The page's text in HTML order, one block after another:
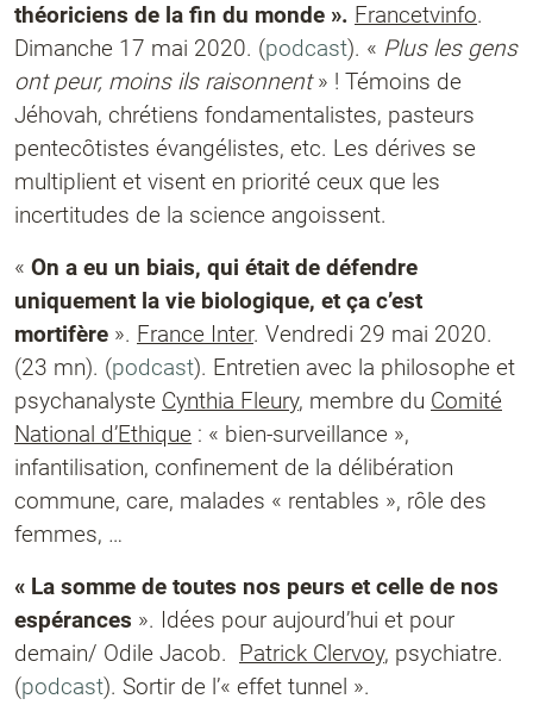
théoriciens de la fin du monde ». Francetvinfo.
Dimanche 17 mai 2020. (podcast). « Plus les gens
ont peur, moins ils raisonnent» ! Témoins de
Jéhovah, chrétiens fondamentalistes, pasteurs
pentecôtistes évangélistes, etc. Les dérives se
multiplient et visent en priorité ceux que les
incertitudes de la science angoissent.
« On a eu un biais, qui était de défendre
uniquement la vie biologique, et ça c’est
mortifère ». France Inter. Vendredi 29 mai 2020.
(23 mn). (podcast). Entretien avec la philosophe et
psychanalyste Cynthia Fleury, membre du Comité
National d’Ethique : « bien-surveillance »,
infantilisation, confinement de la délibération
commune, care, malades « rentables », rôle des
femmes, …
« La somme de toutes nos peurs et celle de nos
espérances ». Idées pour aujourd’hui et pour
demain/ Odile Jacob. Patrick Clervoy, psychiatre.
(podcast). Sortir de l’« effet tunnel ».